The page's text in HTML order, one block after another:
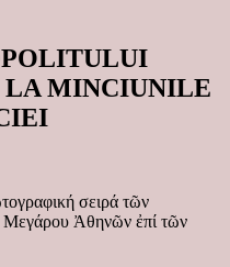
LA MINCIUNILE
σειρά τῶν
Μεγάρου Ἀθηνῶν ἐπί τῶν